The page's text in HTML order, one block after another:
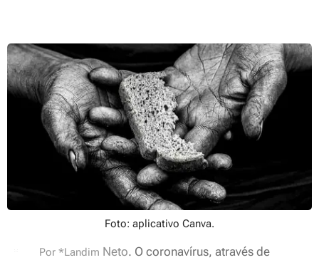
Foto: aplicativo Canva.
Por *Landim Neto. O coronavírus, através de